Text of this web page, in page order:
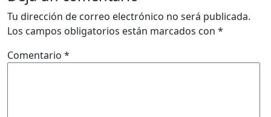
Tu dirección de correo electrónico no será publicada.
Los campos obligatorios están marcados con *
Comentario *